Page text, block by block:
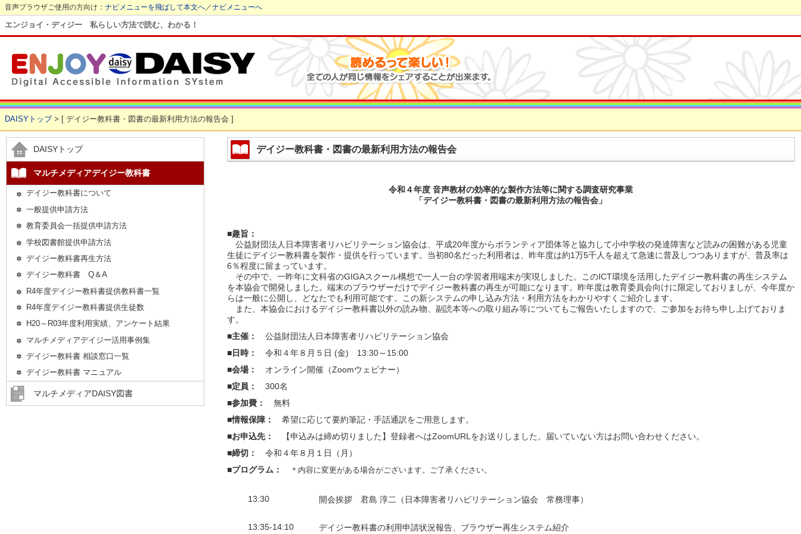
音声ブラウザご使用の方向け： ナビメニューを飛ばして本文へ ／ナビメニューへ
エンジョイ・ディジー 私らしい方法で読む、わかる！
DAISYトップ> [ デイジー教科書・図書の最新利用方法の報告会 ]
DAISYトップ
マルチメディアデイジー教科書
デイジー教科書について
一般提供申請方法
教育委員会一括提供申請方法
学校図書館提供申請方法
デイジー教科書再生方法
デイジー教科書 Q＆A
R4年度デイジー教科書提供教科書一覧
R4年度デイジー教科書提供生徒数
H20～R03年度利用実績、アンケート結果
マルチメディアデイジー活用事例集
デイジー教科書 相談窓口一覧
デイジー教科書 マニュアル
マルチメディアDAISY図書
デイジー教科書・図書の最新利用方法の報告会
令和４年度 音声教材の効率的な製作方法等に関する調査研究事業
「デイジー教科書・図書の最新利用方法の報告会」
■趣旨：
公益財団法人日本障害者リハビリテーション協会は、平成20年度からボランティア団体等と協力して小中学校の発達障害など読みの困難がある児童
生徒にデイジー教科書を製作・提供を行っています。当初80名だった利用者は、昨年度は約1万5千人を超えて急速に普及しつつありますが、普及率は
6％程度に留まっています。
その中で、一昨年に文科省のGIGAスクール構想で一人一台の学習者用端末が実現しました。このICT環境を活用したデイジー教科書の再生システム
を本協会で開発しました。端末のブラウザーだけでデイジー教科書の再生が可能になります。昨年度は教育委員会向けに限定しておりましが、今年度か
らは一般に公開し、どなたでも利用可能です。この新システムの申し込み方法・利用方法をわかりやすくご紹介します。
また、本協会におけるデイジー教科書以外の読み物、副読本等への取り組み等についてもご報告いたしますので、ご参加をお待ち申し上げておりま
す。
■主催： 公益財団法人日本障害者リハビリテーション協会
■日時： 令和４年８月５日 (金) 13:30～15:00
■会場： オンライン開催（Zoomウェビナー）
■定員： 300名
■参加費： 無料
■情報保障： 希望に応じて要約筆記・手話通訳をご用意します。
■お申込先：
【申込みは締め切りました】登録者へはZoomURLをお送りしました。届いていない方はお問い合わせください。
■締切： 令和４年８月１日（月）
■プログラム：
＊内容に変更がある場合がございます。ご了承ください。
13:30 開会挨拶 君島 淳二（日本障害者リハビリテーション協会 常務理事）
13:35-14:10
デイジー教科書の利用申請状況報告、ブラウザー再生システム紹介